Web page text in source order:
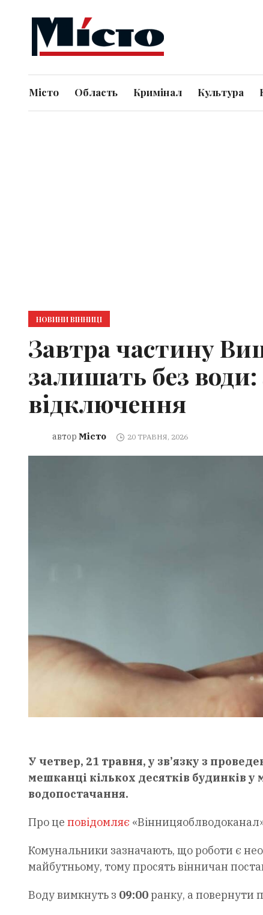
Місто Область Кримінал Культура
НОВИНИ ВІННИЦІ
Завтра частину
залишать без води:
відключення
автор Місто 20 ТРАВНЯ, 2026
У четвер, 21 травня, у зв’язку з
мешканці кількох десятків будинків
водопостачання.
Про це повідомляє
Комунальники зазначають, що роботи є
майбутньому, тому просять вінничан
Воду вимкнуть з 09:00ранку, а повернути